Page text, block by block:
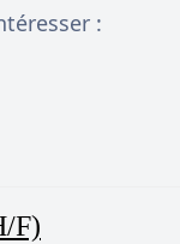
:
F)